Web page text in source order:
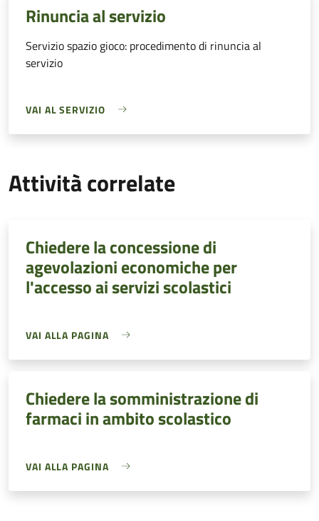
Rinuncia al servizio
Servizio spazio gioco: procedimento di rinuncia al
servizio
VAI AL SERVIZIO
Attività correlate
Chiedere la concessione di
agevolazioni economiche per
l'accesso ai servizi scolastici
VAI ALLA PAGINA
Chiedere la somministrazione di
farmaci in ambito scolastico
VAI ALLA PAGINA